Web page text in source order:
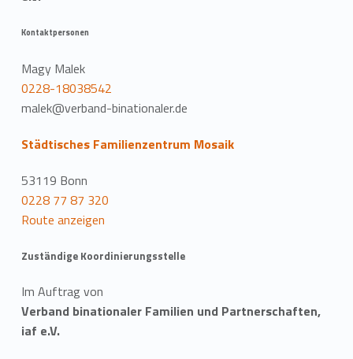
Kontaktpersonen
Magy Malek
0228-18038542
malek@verband-binationaler.de
Städtisches Familienzentrum Mosaik
53119 Bonn
0228 77 87 320
Route anzeigen
Zuständige Koordinierungsstelle
Im Auftrag von
Verband binationaler Familien und Partnerschaften,
iaf e.V.